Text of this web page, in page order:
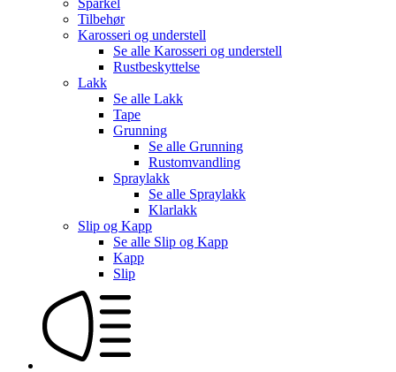
Tilbehør
Karosseri og understell
Se alle Karosseri og understell
Rustbeskyttelse
Lakk
Se alle Lakk
Tape
Grunning
Se alle Grunning
Rustomvandling
Spraylakk
Se alle Spraylakk
Klarlakk
Slip og Kapp
Se alle Slip og Kapp
Kapp
Slip